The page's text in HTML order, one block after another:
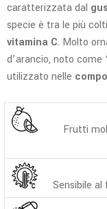
caratterizzata dal
specie è tra le più
vitamina C. Molto
d’arancio, noto come
utilizzato nelle
Frutti
Sensibile